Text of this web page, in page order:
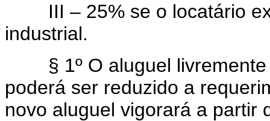
III – 25% se o locatário
industrial.
§ 1º O aluguel livremente
poderá ser reduzido a
novo aluguel vigorará a partir